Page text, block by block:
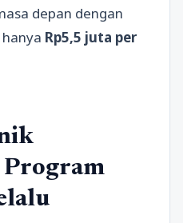
depan dengan
Rp5,5 juta per